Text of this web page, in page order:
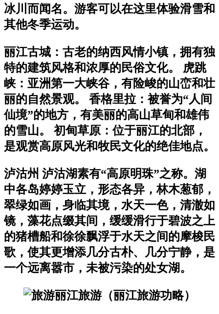
冰川而闻名。游客可以在这里体验滑雪和
其他冬季运动。
丽江古城：古老的纳西风情小镇，拥有独
特的建筑风格和浓厚的民俗文化。 虎跳
峡：亚洲第一大峡谷，有险峻的山峦和壮
丽的自然景观。 香格里拉：被誉为“人间
仙境”的地方，有美丽的高山草甸和雄伟
的雪山。 初甸草原：位于丽江的北部，
是观赏高原风光和牧民文化的绝佳地点。
泸沽州 泸沽湖素有“高原明珠”之称。湖
中各岛婷婷玉立，形态各异，林木葱郁，
翠绿如画，身临其境，水天一色，清澈如
镜，藻花点缀其间，缓缓滑行于碧波之上
的猪槽船和徐徐飘浮于水天之间的摩梭民
歌，使其更增添几分古朴、几分宁静，是
一个远离嚣市，未被污染的处女湖。